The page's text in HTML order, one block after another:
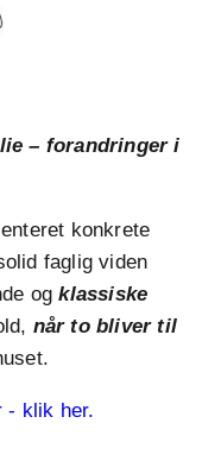
– forandringer i
konkrete
faglig viden
ogklassiske
når to bliver til
- klik her.